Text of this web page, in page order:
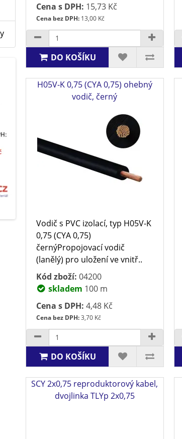
Cena s DPH: 15,73 Kč
Cena bez DPH:13,00 Kč
DO KOŠÍKU
H05V-K 0,75 (CYA 0,75) ohebný
vodič, černý
Vodič s PVC izolací, typ H05V-K
0,75 (CYA 0,75)
černýPropojovací vodič
(lanělý) pro uložení ve vnitř..
Kód zboží: 04200
skladem 100 m
Cena s DPH: 4,48 Kč
Cena bez DPH:3,70 Kč
DO KOŠÍKU
SCY 2x0,75 reproduktorový kabel,
dvojlinka TLYp 2x0,75